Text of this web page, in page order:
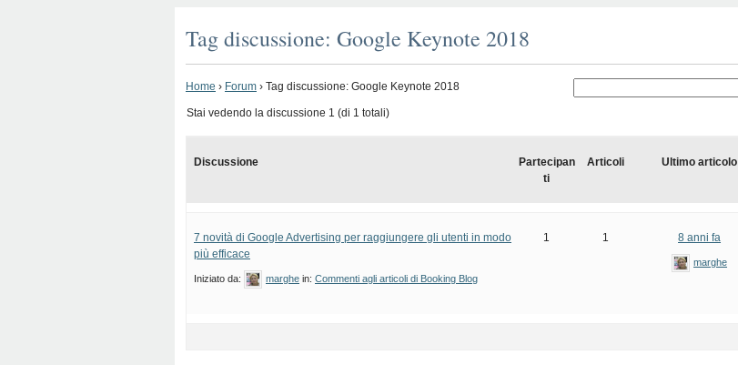
Tag discussione: Google Keynote 2018
Home › Forum › Tag discussione: Google Keynote 2018
Stai vedendo la discussione 1 (di 1 totali)
Discussione
Partecipan
ti
Articoli Ultimo articolo
7 novità di Google Advertising per raggiungere gli utenti in modo
più efficace
Iniziato da: marghe in: Commenti agli articoli di Booking Blog
1 1 8 anni fa
marghe